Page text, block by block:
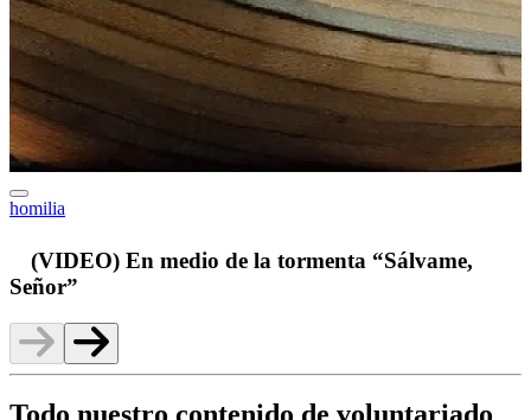
homilia
(VIDEO) En medio de la tormenta “Sálvame,
Señor”